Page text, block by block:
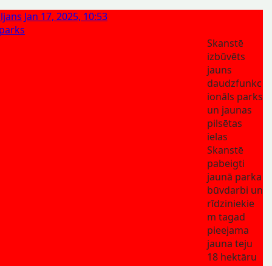
Jan 17, 2025, 10:53
Skanstē
izbūvēts
jauns
daudzfunkc
ionāls parks
un jaunas
pilsētas
ielas
Skanstē
pabeigti
jaunā parka
būvdarbi un
rīdziniekie
m tagad
pieejama
jauna teju
18 hektāru